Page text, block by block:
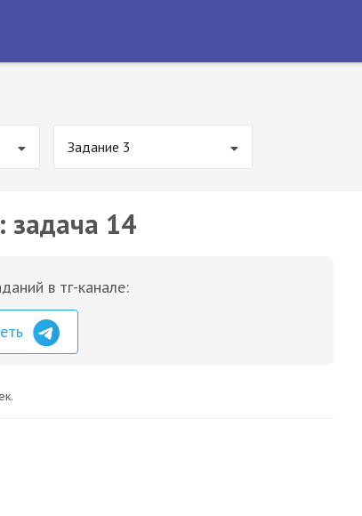
Задание 3
задача 14
в тг-канале: